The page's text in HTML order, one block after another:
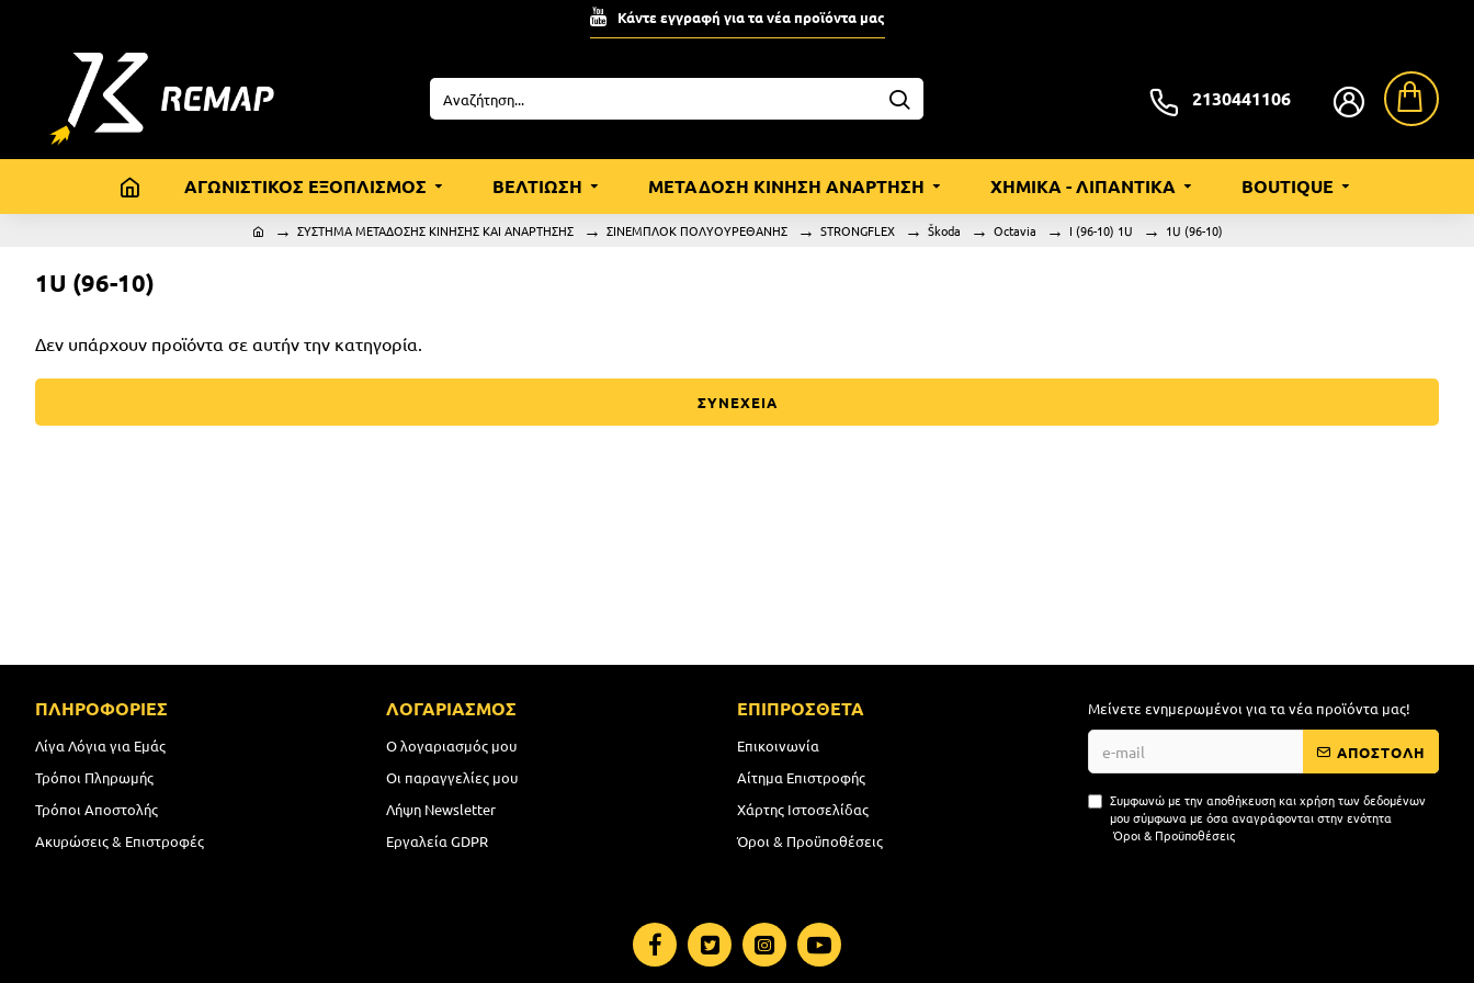
Κάντε εγγραφή για τα νέα προϊόντα μας
2130441106
ΑΓΩΝΙΣΤΙΚΟΣ ΕΞΟΠΛΙΣΜΟΣ ΒΕΛΤΙΩΣΗ ΜΕΤΑΔΟΣΗ ΚΙΝΗΣΗ ΑΝΑΡΤΗΣΗ ΧΗΜΙΚΑ - ΛΙΠΑΝΤΙΚΑ BOUTIQUE
ΣΥΣΤΗΜΑ ΜΕΤΑΔΟΣΗΣ ΚΙΝΗΣΗΣ ΚΑΙ ΑΝΑΡΤΗΣΗΣ ΣΙΝΕΜΠΛΟΚ ΠΟΛΥΟΥΡΕΘΑΝΗΣ STRONGFLEX Škoda Octavia I (96-10) 1U 1U (96-10)
1U (96-10)
Δεν υπάρχουν προϊόντα σε αυτήν την κατηγορία.
ΣΥΝΕΧΕΙΑ
ΠΛΗΡΟΦΟΡΙΕΣ
Λίγα Λόγια για Εμάς
Τρόποι Πληρωμής
Τρόποι Αποστολής
Ακυρώσεις & Επιστροφές
ΛΟΓΑΡΙΑΣΜΟΣ
Ο λογαριασμός μου
Οι παραγγελίες μου
Λήψη Newsletter
Εργαλεία GDPR
ΕΠΙΠΡΟΣΘΕΤΑ
Επικοινωνία
Αίτημα Επιστροφής
Χάρτης Ιστοσελίδας
Όροι & Προϋποθέσεις
Μείνετε ενημερωμένοι για τα νέα προϊόντα μας!
ΑΠΟΣΤΟΛΗ
Συμφωνώ με την αποθήκευση και χρήση των δεδομένων
μου σύμφωνα με όσα αναγράφονται στην ενότητα
Όροι & Προϋποθέσεις